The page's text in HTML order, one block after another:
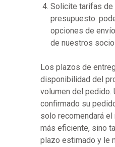
Solicite tarifas de
presupuesto:
opciones de
de nuestros
Los plazos de
disponibilidad del
volumen del pedido.
confirmado su
solo recomendará
más eficiente, sino
plazo estimado y le